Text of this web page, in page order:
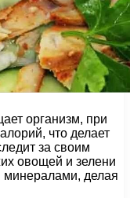
организм, при
что делает
за своим
овощей и зелени
минералами, делая